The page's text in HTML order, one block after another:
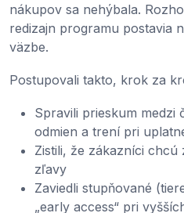
nákupov sa nehýbala.
redizajn programu postavia
väzbe.
Postupovali takto, krok za
Spravili prieskum medzi
odmien a trení pri
Zistili, že zákazníci chcú
zľavy
Zaviedli stupňované
„early access“ pri